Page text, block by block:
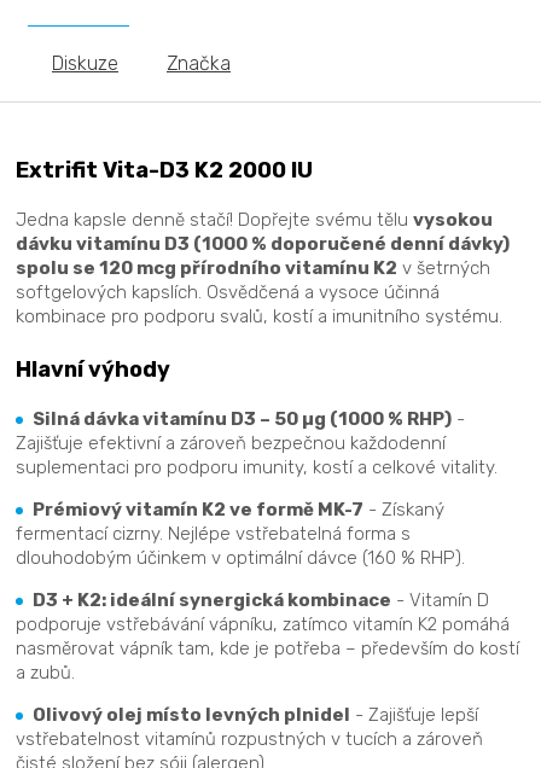
Diskuze Značka
Extrifit Vita-D3 K2 2000 IU
Jedna kapsle denně stačí! Dopřejte svému tělu vysokou
dávku vitamínu D3 (1000 % doporučené denní dávky)
spolu se 120 mcg přírodního vitamínu K2 v šetrných
softgelových kapslích. Osvědčená a vysoce účinná
kombinace pro podporu svalů, kostí a imunitního systému.
Hlavní výhody
Silná dávka vitamínu D3 – 50 µg (1000 % RHP) -
Zajišťuje efektivní a zároveň bezpečnou každodenní
suplementaci pro podporu imunity, kostí a celkové vitality.
Prémiový vitamín K2 ve formě MK-7 - Získaný
fermentací cizrny. Nejlépe vstřebatelná forma s
dlouhodobým účinkem v optimální dávce (160 % RHP).
D3 + K2: ideální synergická kombinace - Vitamín D
podporuje vstřebávání vápníku, zatímco vitamín K2 pomáhá
nasměrovat vápník tam, kde je potřeba – především do kostí
a zubů.
Olivový olej místo levných plnidel - Zajišťuje lepší
vstřebatelnost vitamínů rozpustných v tucích a zároveň
čisté složení bez sóji (alergen).